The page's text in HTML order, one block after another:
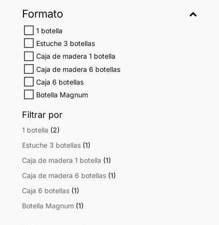
Formato
1 botella
Estuche 3 botellas
Caja de madera 1 botella
Caja de madera 6 botellas
Caja 6 botellas
Botella Magnum
Filtrar por
1 botella (2)
Estuche 3 botellas (1)
Caja de madera 1 botella (1)
Caja de madera 6 botellas (1)
Caja 6 botellas (1)
Botella Magnum (1)